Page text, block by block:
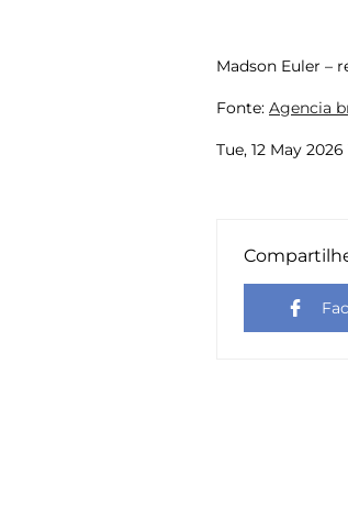
Madson Euler –
Fonte: Agencia
Tue, 12 May 2026